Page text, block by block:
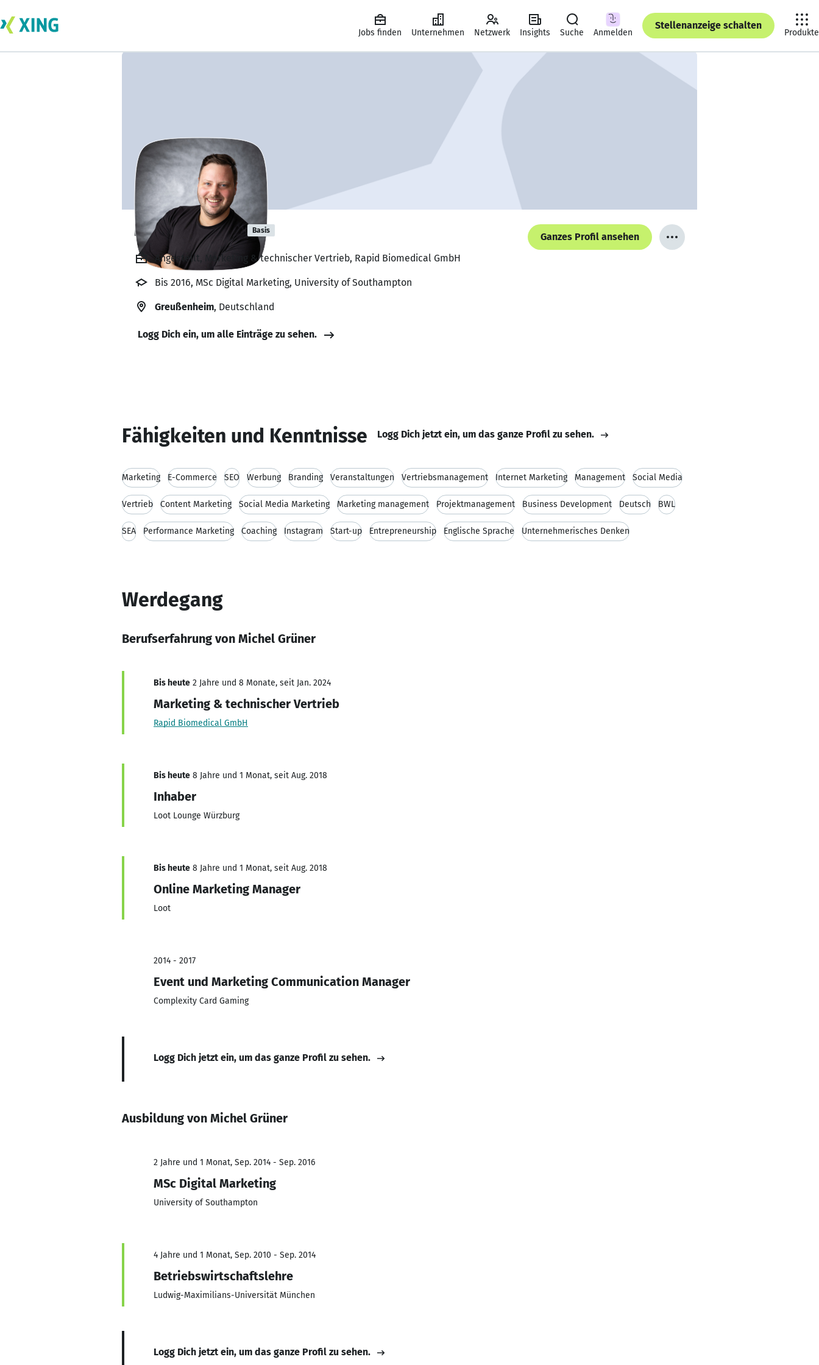
Jobs finden Unternehmen Netzwerk Insights Suche Anmelden
Stellenanzeige schalten
Produkte
Michel Grüner Basis
Ganzes Profil ansehen
Angestellt, Marketing & technischer Vertrieb, Rapid Biomedical GmbH
Bis 2016, MSc Digital Marketing, University of Southampton
Greußenheim, Deutschland
Logg Dich ein, um alle Einträge zu sehen.
Fähigkeiten und Kenntnisse Logg Dich jetzt ein, um das ganze Profil zu sehen.
Marketing E-Commerce SEO Werbung Branding Veranstaltungen Vertriebsmanagement Internet Marketing Management Social Media
Vertrieb Content Marketing Social Media Marketing Marketing management Projektmanagement Business Development Deutsch BWL
SEA Performance Marketing Coaching Instagram Start-up Entrepreneurship Englische Sprache Unternehmerisches Denken
Werdegang
Berufserfahrung von Michel Grüner
Bis heute 2 Jahre und 8 Monate, seit Jan. 2024
Marketing & technischer Vertrieb
Rapid Biomedical GmbH
Bis heute 8 Jahre und 1 Monat, seit Aug. 2018
Inhaber
Loot Lounge Würzburg
Bis heute 8 Jahre und 1 Monat, seit Aug. 2018
Online Marketing Manager
Loot
2014 - 2017
Event und Marketing Communication Manager
Complexity Card Gaming
Logg Dich jetzt ein, um das ganze Profil zu sehen.
Ausbildung von Michel Grüner
2 Jahre und 1 Monat, Sep. 2014 - Sep. 2016
MSc Digital Marketing
University of Southampton
4 Jahre und 1 Monat, Sep. 2010 - Sep. 2014
Betriebswirtschaftslehre
Ludwig-Maximilians-Universität München
Logg Dich jetzt ein, um das ganze Profil zu sehen.